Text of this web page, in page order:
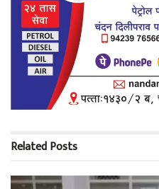
RelatedPosts